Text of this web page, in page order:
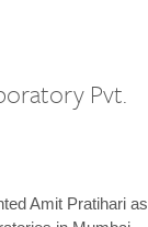
Pvt.
Amit Pratihari as